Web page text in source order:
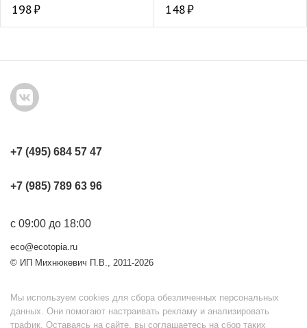
198 148
+7 (495) 684 57 47
+7 (985) 789 63 96
с 09:00 до 18:00
eco@ecotopia.ru
© ИП Михнюкевич П.В., 2011-2026
Мы используем cookies для сбора обезличенных персональных
данных. Они помогают настраивать рекламу и анализировать
трафик. Оставаясь на сайте, вы соглашаетесь на сбор таких